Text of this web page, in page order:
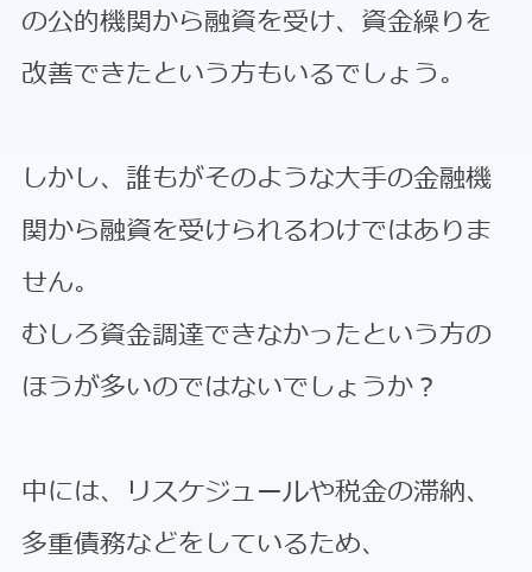
の公的機関から融資を受け、資金繰りを
改善できたという方もいるでしょう。
しかし、誰もがそのような大手の金融機
関から融資を受けられるわけではありま
せん。
むしろ資金調達できなかったという方の
ほうが多いのではないでしょうか？
中には、リスケジュールや税金の滞納、
多重債務などをしているため、